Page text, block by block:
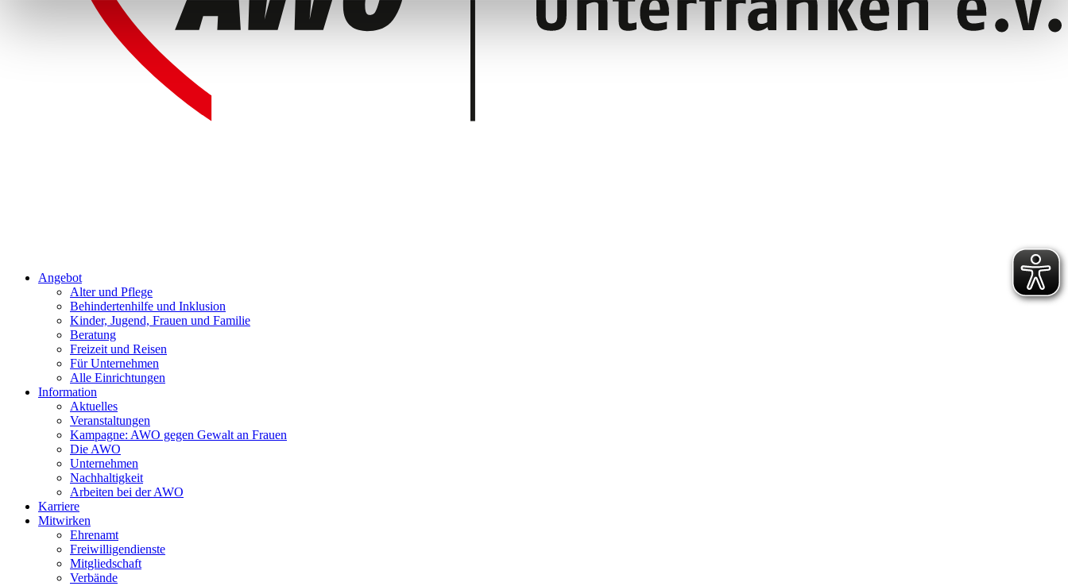
Angebot
Alter und Pflege
Behindertenhilfe und Inklusion
Kinder, Jugend, Frauen und Familie
Beratung
Freizeit und Reisen
Für Unternehmen
Alle Einrichtungen
Information
Aktuelles
Veranstaltungen
Kampagne: AWO gegen Gewalt an Frauen
Die AWO
Unternehmen
Nachhaltigkeit
Arbeiten bei der AWO
Karriere
Mitwirken
Ehrenamt
Freiwilligendienste
Mitgliedschaft
Verbände